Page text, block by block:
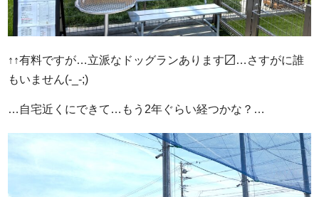
↑↑有料ですが…立派なドッグランあります〼…さすがに誰
もいません(-_-;)
…自宅近くにできて…もう2年ぐらい経つかな？…